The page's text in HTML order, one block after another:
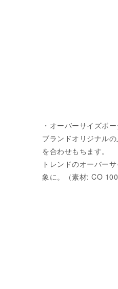
・オーバーサイズボ
ブランドオリジナル
を合わせもちます。
トレンドのオーバー
象に。（素材: CO